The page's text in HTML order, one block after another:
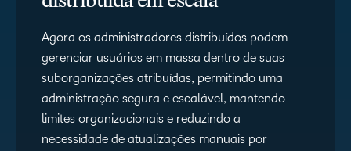
Agora os administradores distribuídos podem
gerenciar usuários em massa dentro de suas
suborganizações atribuídas, permitindo uma
administração segura e escalável, mantendo
limites organizacionais e reduzindo a
necessidade de atualizações manuais por